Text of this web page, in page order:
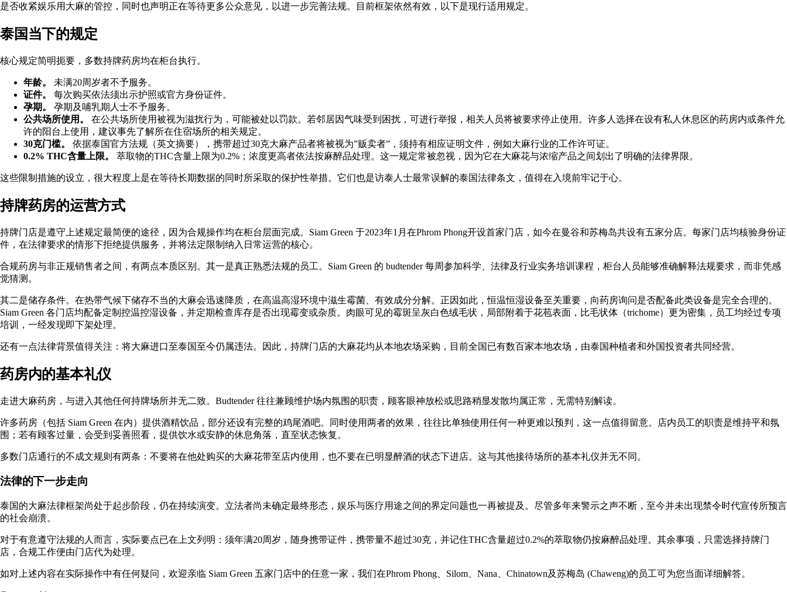
是否收紧娱乐用大麻的管控，同时也声明正在等待更多公众意见，以进一步完善法规。目前框架依然有效，以下是现行适用规定。
泰国当下的规定
核心规定简明扼要，多数持牌药房均在柜台执行。
年龄。
未满20周岁者不予服务。
证件。
每次购买依法须出示护照或官方身份证件。
孕期。
孕期及哺乳期人士不予服务。
公共场所使用。
在公共场所使用被视为滋扰行为，可能被处以罚款。若邻居因气味受到困扰，可进行举报，相关人员将被要求停止使用。许多人选择在设有私人休息区的药房内或条件允
许的阳台上使用，建议事先了解所在住宿场所的相关规定。
30克门槛。
依据泰国官方法规 （英文摘要），携带超过30克大麻产品者将被视为”贩卖者”，须持有相应证明文件，例如大麻行业的工作许可证。
0.2% THC含量上限。
萃取物的THC含量上限为0.2%；浓度更高者依法按麻醉品处理。这一规定常被忽视，因为它在大麻花与浓缩产品之间划出了明确的法律界限。
这些限制措施的设立，很大程度上是在等待长期数据的同时所采取的保护性举措。它们也是访泰人士最常误解的泰国法律条文，值得在入境前牢记于心。
持牌药房的运营方式
持牌门店是遵守上述规定最简便的途径，因为合规操作均在柜台层面完成。Siam Green 于2023年1月在Phrom Phong开设首家门店，如今在曼谷和苏梅岛共设有五家分店。每家门店均核验身份证
件，在法律要求的情形下拒绝提供服务，并将法定限制纳入日常运营的核心。
合规药房与非正规销售者之间，有两点本质区别。其一是真正熟悉法规的员工。Siam Green 的 budtender 每周参加科学、法律及行业实务培训课程，柜台人员能够准确解释法规要求，而非凭感
觉猜测。
其二是储存条件。在热带气候下储存不当的大麻会迅速降质，在高温高湿环境中滋生霉菌、有效成分分解。正因如此，恒温恒湿设备至关重要，向药房询问是否配备此类设备是完全合理的。
Siam Green 各门店均配备定制控温控湿设备，并定期检查库存是否出现霉变或杂质。肉眼可见的霉斑呈灰白色绒毛状，局部附着于花苞表面，比毛状体（trichome） 更为密集，员工均经过专项
培训，一经发现即下架处理。
还有一点法律背景值得关注：将大麻进口至泰国至今仍属违法。因此，持牌门店的大麻花均从本地农场采购，目前全国已有数百家本地农场，由泰国种植者和外国投资者共同经营。
药房内的基本礼仪
走进大麻药房，与进入其他任何持牌场所并无二致。Budtender 往往兼顾维护场内氛围的职责，顾客眼神放松或思路稍显发散均属正常，无需特别解读。
许多药房（包括 Siam Green 在内）提供酒精饮品，部分还设有完整的鸡尾酒吧。同时使用两者的效果，往往比单独使用任何一种更难以预判，这一点值得留意。店内员工的职责是维持平和氛
围；若有顾客过量，会受到妥善照看，提供饮水或安静的休息角落，直至状态恢复。
多数门店通行的不成文规则有两条：不要将在他处购买的大麻花带至店内使用，也不要在已明显醉酒的状态下进店。这与其他接待场所的基本礼仪并无不同。
法律的下一步走向
泰国的大麻法律框架尚处于起步阶段，仍在持续演变。立法者尚未确定最终形态，娱乐与医疗用途之间的界定问题也一再被提及。尽管多年来警示之声不断，至今并未出现禁令时代宣传所预言
的社会崩溃。
对于有意遵守法规的人而言，实际要点已在上文列明：须年满20周岁，随身携带证件，携带量不超过30克，并记住THC含量超过0.2%的萃取物仍按麻醉品处理。其余事项，只需选择持牌门
店，合规工作便由门店代为处理。
如对上述内容在实际操作中有任何疑问，欢迎亲临 Siam Green 五家门店中的任意一家，我们在Phrom Phong Silom Nana Chinatown及苏梅岛 (Chaweng)的员工可为您当面详细解答。